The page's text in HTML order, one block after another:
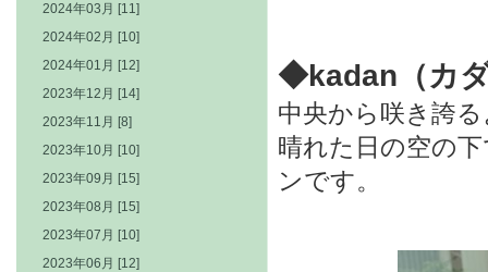
◆kadan（カ
中央から咲き誇
晴れた日の空の
ンです。
2024年03月 [11]
2024年02月 [10]
2024年01月 [12]
2023年12月 [14]
2023年11月 [8]
2023年10月 [10]
2023年09月 [15]
2023年08月 [15]
2023年07月 [10]
2023年06月 [12]